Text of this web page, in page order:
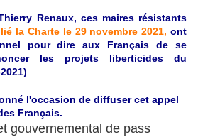
Renaux, ces maires résistants
la Charte le 29 novembre 2021, ont
pour dire aux Français de se
les projets liberticides du
l'occasion de diffuser cet appel
Français.
gouvernemental de pass